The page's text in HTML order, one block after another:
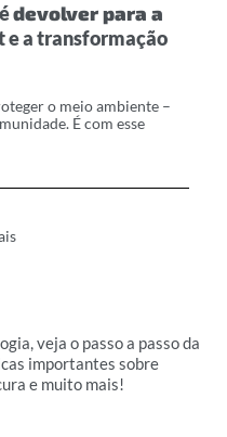
devolver para a
e a transformação
o meio ambiente –
É com esse
veja o passo a passo da
importantes sobre
e muito mais!